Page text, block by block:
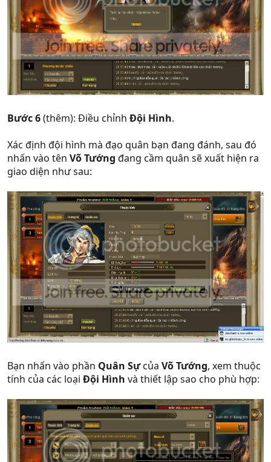
Bước 6(thêm): Điều chỉnh Đội Hình.
Xác định đội hình mà đạo quân bạn đang đánh, sau đó
nhấn vào tên Võ Tướng đang cầm quân sẽ xuất hiện ra
giao diện như sau:
Bạn nhấn vào phần Quân Sựcủa Võ Tướng, xem thuộc
tính của các loại Đội Hình và thiết lập sao cho phù hợp: